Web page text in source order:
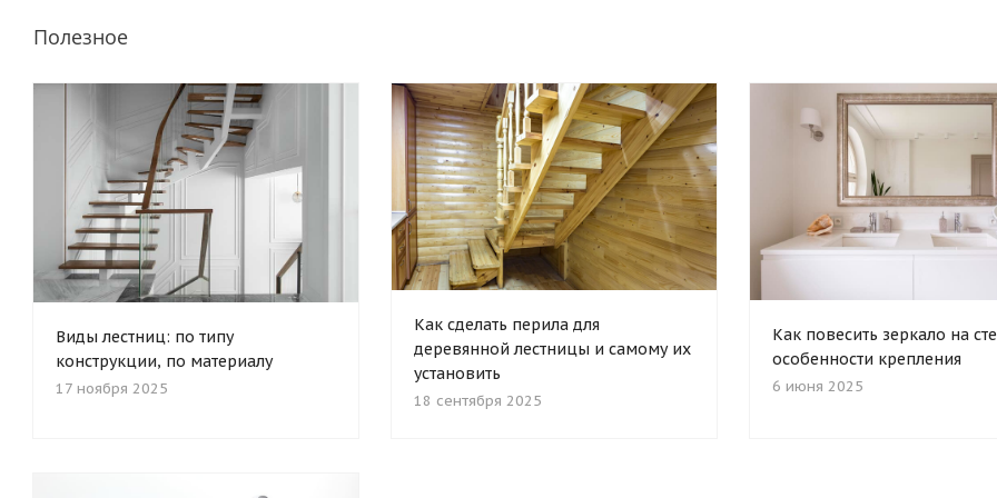
Полезное
Виды лестниц: по типу
конструкции, по материалу
17 ноября 2025
Как сделать перила для
деревянной лестницы и самому их
установить
18 сентября 2025
Как повесить зеркало на
особенности крепления
6 июня 2025